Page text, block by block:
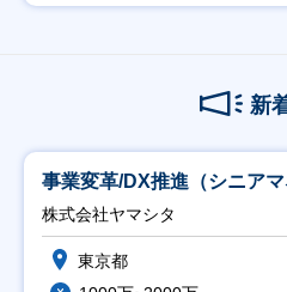
新
事業変革/DX推進（シニアマ
株式会社ヤマシタ
東京都